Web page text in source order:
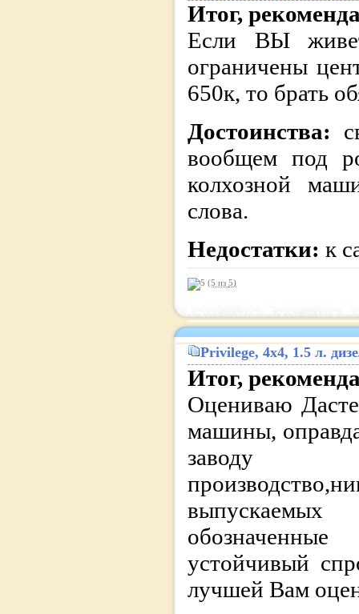
Итог,
Если ВЫ
ограничены
650к, то брать
Достоинства:
вообщем под
колхозной
слова.
Недостатки: к
(5 из 5)
Privilege, 4x4, 1.5 л.
Итог,
Оцениваю
машины,
заводу
устойчивый
лучшей Вам